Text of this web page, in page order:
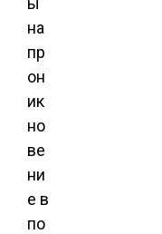
на
пр
он
ик
но
ве
ни
е в
по